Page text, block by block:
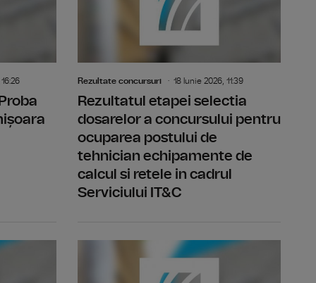
Rezultate concursuri 18 Iunie 2026, 11:39
Rezultatul etapei selectia
dosarelor a concursului pentru
ocuparea postului de
tehnician echipamente de
calcul si retele in cadrul
Serviciului IT&C